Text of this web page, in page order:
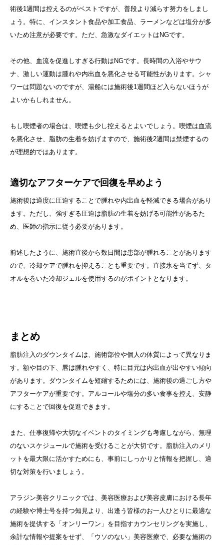
術後1週間は控えるのがベストですが、普段より減らす努力をしまし
ょう。特に、インスタント食品や加工食品、ラーメンなどは塩分が多
いため注意が必要です。ただ、急激なダイエットはNGです。
その他、血流を促進しすぎる行動はNGです。長時間の入浴やサウ
ナ、激しい運動は腫れや内出血を悪化させる可能性があります。シャ
ワーは問題ないのですが、湯船には施術後1週間ほど入らないほうが
よいかもしれません。
もし喫煙者の場合は、喫煙も少し控えるとよいでしょう。喫煙は血流
を悪化させ、脂肪の生着を妨げますので、施術後2週間は禁煙するの
が理想的ではあります。
適切なアフターケアで回復を早めよう
施術後は適度に圧迫することで腫れや内出血を軽減できる場合があり
ます。ただし、強すぎる圧迫は脂肪の生着を妨げる可能性があるた
め、医師の指示に従う必要があります。
前述したように、施術直後から数日間は患部が腫れることがあります
ので、冷却ケアで腫れを抑えることも重要です。直接氷を当てず、タ
オルを巻いた冷却ジェルを使用するのがポイントとなります。
まとめ
脂肪注入のダウンタイムは、施術部位や個人の体質によって異なりま
す。額や目の下、唇は腫れやすく、特に目元は内出血が出やすい傾向
があります。ダウンタイムを短縮するためには、施術後の過ごし方や
アフターケアが重要です。アルコールや塩分の多い食事を控え、安静
にすることで回復を促進できます。
また、仕事復帰や大切なイベントのタイミングも考慮しながら、無理
のないスケジュールで施術を受けることが大切です。脂肪注入のメリ
ットを最大限に活かすためにも、事前にしっかりと情報を把握し、適
切な対策を行いましょう。
アラジン美容クリニックでは、美容医療および美容皮膚における長年
の経験や博士号を持つ知見より、出逢う皆様のお一人ひとりに最適な
施術を提供する「オンリーワン」を目指すカウンセリングを実施し、
余計な情報や提案をせず、「ウソのない」美容医療で、必要な施術の